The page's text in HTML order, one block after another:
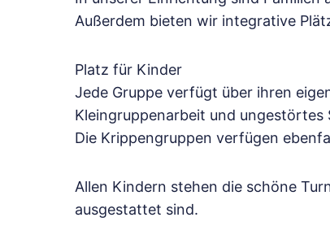
Außerdem bieten wir integrative
Platz für Kinder
Jede Gruppe verfügt über ihren
Kleingruppenarbeit und ungestörtes
Die Krippengruppen verfügen
Allen Kindern stehen die schöne
ausgestattet sind.